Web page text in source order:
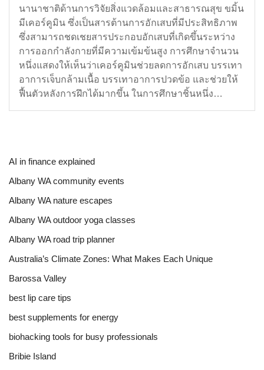
นานาชาติด้านการวิจัยสิ่งแวดล้อมและสาธารณสุข ขมิ้น
มีเคอร์คูมิน ซึ่งเป็นสารต้านการอักเสบที่มีประสิทธิภาพ
ซึ่งสามารถชดเชยสารประกอบอักเสบที่เกิดขึ้นระหว่าง
การออกกำลังกายที่มีความเข้มข้นสูง การศึกษาจำนวน
หนึ่งแสดงให้เห็นว่าเคอร์คูมินช่วยลดการอักเสบ บรรเทา
อาการเจ็บกล้ามเนื้อ บรรเทาอาการปวดข้อ และช่วยให้
ฟื้นตัวหลังการฝึกได้มากขึ้น ในการศึกษาชิ้นหนึ่ง…
AI in finance explained
Albany WA community events
Albany WA nature escapes
Albany WA outdoor yoga classes
Albany WA road trip planner
Australia’s Climate Zones: What Makes Each Unique
Barossa Valley
best lip care tips
best supplements for energy
biohacking tools for busy professionals
Bribie Island